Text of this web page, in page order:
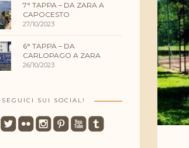
7° TAPPA – DA ZARA A
CAPOCESTO
27/10/2023
6° TAPPA – DA
CARLOPAGO A ZARA
26/10/2023
SEGUICI SUI SOCIAL!
roundedtwitterbirdroundedflickrroundedinstagramroundedpinterestroundedyoutuberoundedtumblr